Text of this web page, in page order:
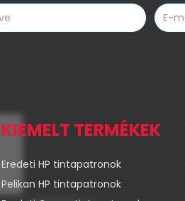
KIEMELT TERMÉKEK
Eredeti HP tintapatronok
Pelikan HP tintapatronok